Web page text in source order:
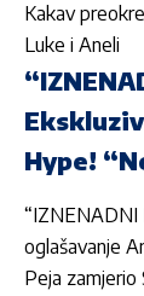
Kakav
Luke i Aneli
Hype!
“IZNENADNI
oglašavanje
Peja